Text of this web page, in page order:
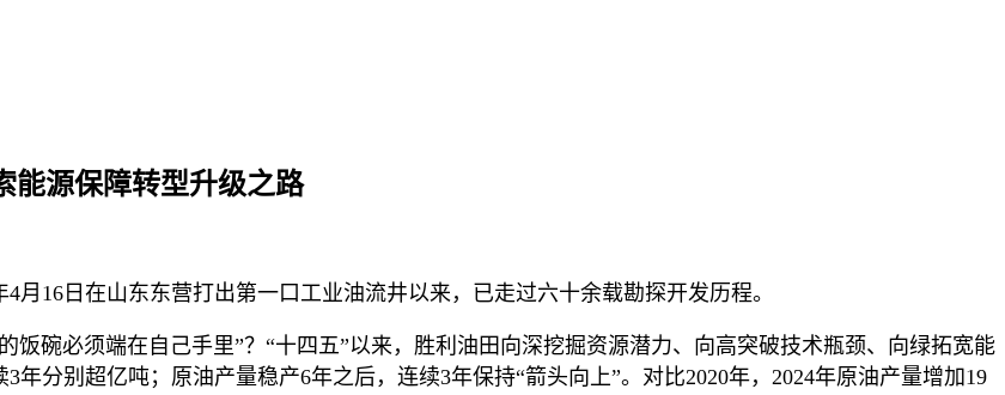
源保障转型升级之路
16日在山东东营打出第一口工业油流井以来，已走过六十余载勘探开发历程。
饭碗必须端在自己手里”？“十四五”以来，胜利油田向深挖掘资源潜力、向高突破技术瓶颈、向绿拓宽能
分别超亿吨；原油产量稳产6年之后，连续3年保持“箭头向上”。对比2020年，2024年原油产量增加19